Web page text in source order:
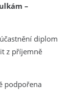
–
diplom
z příjemně
podpořena